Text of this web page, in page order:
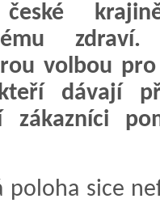
zdraví.
volbou pro
dávají
zákazníci
poloha sice